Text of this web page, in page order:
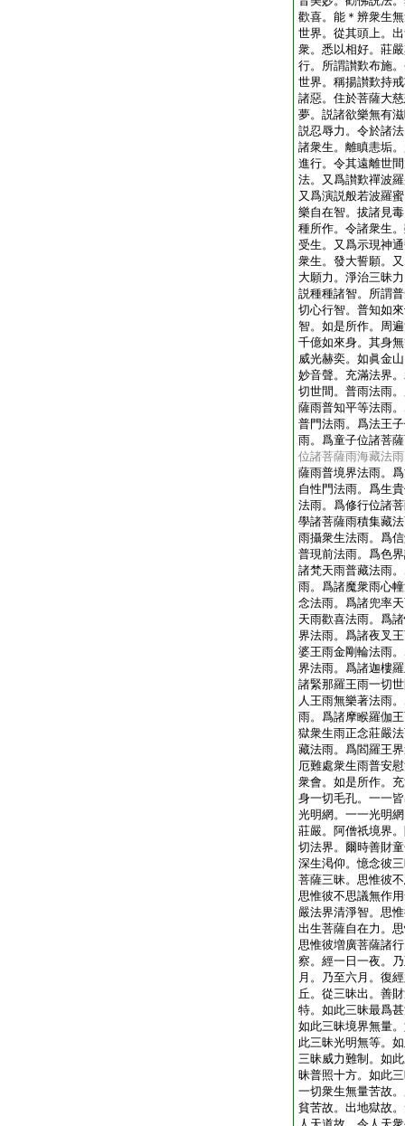
歡喜。能＊辨衆生
世界。從其頭上。
衆。悉以相好。莊
行。所謂讃歎布施
世界。稱揚讃歎持
諸惡。住於菩薩大
夢。説諸欲樂無有
説忍辱力。令於諸
諸衆生。離瞋恚垢
進行。令其遠離世
法。又爲讃歎禪波
又爲演説般若波羅
樂自在智。拔諸見
種所作。令諸衆生
受生。又爲示現神
衆生。發大誓願。
大願力。淨治三昧
説種種諸智。所謂
切心行智。普知如
智。如是所作。周
千億如來身。其身
威光赫奕。如眞金
妙音聲。充滿法界
切世間。普雨法雨
薩雨普知平等法雨
普門法雨。爲法王
雨。爲童子位諸菩
位諸菩薩雨海藏法
薩雨普境界法雨。
自性門法雨。爲生
法雨。爲修行位諸
學諸菩薩雨積集藏
雨攝衆生法雨。爲
普現前法雨。爲色
諸梵天雨普藏法雨
雨。爲諸魔衆雨心
念法雨。爲諸兜率
天雨歡喜法雨。爲
界法雨。爲諸夜叉
婆王雨金剛輪法雨
界法雨。爲諸迦樓
諸緊那羅王雨一切
人王雨無樂著法雨
雨。爲諸摩睺羅伽
獄衆生雨正念莊嚴
藏法雨。爲閻羅王
厄難處衆生雨普安
衆會。如是所作。
身一切毛孔。一一
光明網。一一光明
莊嚴。阿僧祇境界
切法界。爾時善財
深生渇仰。憶念彼
菩薩三昧。思惟彼
思惟彼不思議無作
嚴法界清淨智。思
出生菩薩自在力。
思惟彼増廣菩薩諸
察。經一日一夜。
月。乃至六月。復
丘。從三昧出。善
特。如此三昧最爲
如此三昧境界無量
此三昧光明無等。
三昧威力難制。如
昧普照十方。如此
一切衆生無量苦故
貧苦故。出地獄故